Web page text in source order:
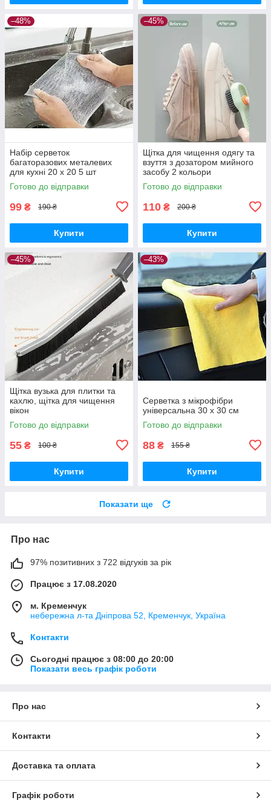
–48%
Набір серветок
багаторазових металевих
для кухні 20 х 20 5 шт
Готово до відправки
99 ₴ 190 ₴
Купити
–45%
Щітка для чищення одягу та
взуття з дозатором мийного
засобу 2 кольори
Готово до відправки
110 ₴ 200 ₴
Купити
–45%
Щітка вузька для плитки та
кахлю, щітка для чищення
вікон
Готово до відправки
55 ₴ 100 ₴
Купити
–43%
Серветка з мікрофібри
універсальна 30 х 30 см
Готово до відправки
88 ₴ 155 ₴
Купити
Показати ще
Про нас
97% позитивних з 722 відгуків за рік
Працює з 17.08.2020
м. Кременчук
небережна л-та Дніпрова 52, Кременчук, Україна
Контакти
Сьогодні працює з 08:00 до 20:00
Показати весь графік роботи
Про нас
Контакти
Доставка та оплата
Графік роботи